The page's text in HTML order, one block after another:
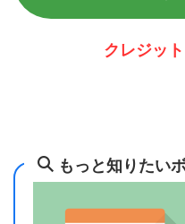
クレジッ
もっと知りたい